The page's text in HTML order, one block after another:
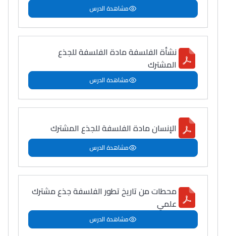
Lycée Maroc
التعليم الثانوي التأهيلي
Collège au Maroc
Post-Bac
Interviews/Vidéos
+ de 89 Interviews/Vidéos
مشاهدة الدرس
نشأة الفلسفة مادة الفلسفة للجذع
المشترك
مشاهدة الدرس
الإنسان مادة الفلسفة للجذع المشترك
مشاهدة الدرس
محطات من تاريخ تطور الفلسفة جذع مشترك
علمي
مشاهدة الدرس